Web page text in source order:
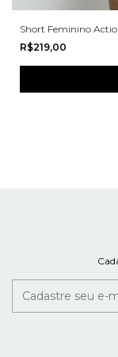
Short Feminino
R$219,00